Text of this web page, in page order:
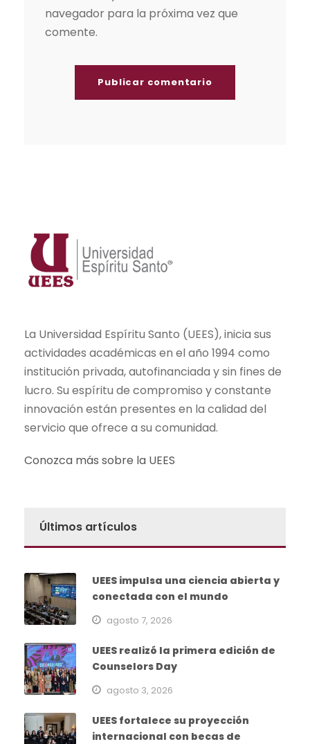
navegador para la próxima vez que
comente.
La Universidad Espíritu Santo (UEES), inicia sus
actividades académicas en el año 1994 como
institución privada, autofinanciada y sin fines de
lucro. Su espíritu de compromiso y constante
innovación están presentes en la calidad del
servicio que ofrece a su comunidad.
Conozca más sobre la UEES
Últimos artículos
UEES impulsa una ciencia abierta y
conectada con el mundo
agosto 7, 2026
UEES realizó la primera edición de
Counselors Day
agosto 3, 2026
UEES fortalece su proyección
internacional con becas de